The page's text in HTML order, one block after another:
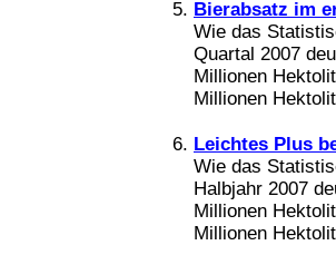
Bierabsatz im
Wie das
Quartal 2007
Millionen
Millionen
Leichtes Plus
Wie das
Halbjahr 2007
Millionen
Millionen